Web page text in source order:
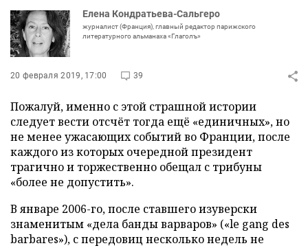
Елена Кондратьева-Сальгеро
журналист (Франция), главный редактор парижского
литературного альманаха «Глаголъ»
20 февраля 2019, 17:00 39
Пожалуй, именно с этой страшной истории
следует вести отсчёт тогда ещё «единичных», но
не менее ужасающих событий во Франции, после
каждого из которых очередной президент
трагично и торжественно обещал с трибуны
«более не допустить».
В январе 2006-го, после ставшего изуверски
знаменитым «дела банды варваров» («le gang des
barbares»), с передовиц несколько недель не